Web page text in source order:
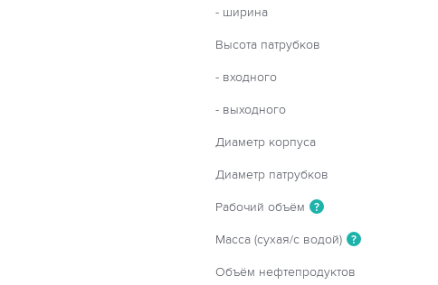
- ширина
Высота патрубков
- входного
- выходного
Диаметр корпуса
Диаметр патрубков
Рабочий объём ?
Масса (сухая/с водой) ?
Объём нефтепродуктов